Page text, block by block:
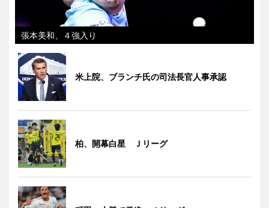
張本美和、４強入り
米上院、ブランチ氏の司法長官人事承認
柏、開幕白星 Ｊリーグ